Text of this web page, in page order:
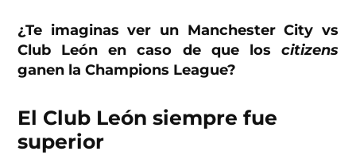
¿Te imaginas ver un Manchester City vs
Club León en caso de que los citizens
ganen la Champions League?
El Club León siempre fue
superior